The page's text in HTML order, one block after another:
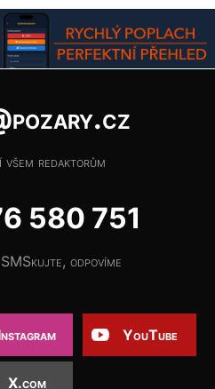
všem redaktorům
580 751
odpovíme
YouTube
X.com